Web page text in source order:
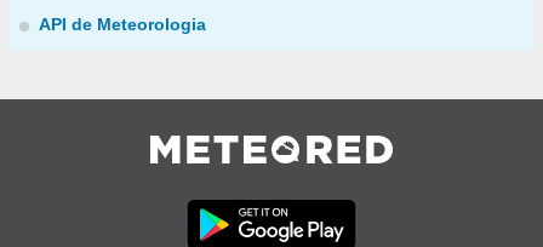
API de Meteorologia